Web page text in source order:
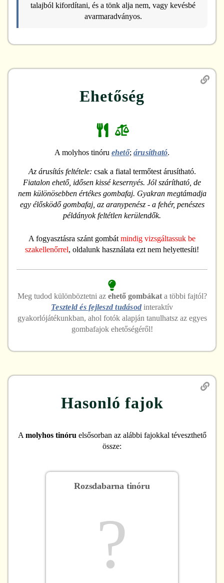
talajból kifordítani, és a tönk alja nem, vagy kevésbé
avarmaradványos.
Ehetőség
A molyhos tinóru ehető; árusítható.
Az árusítás feltétele: csak a fiatal termőtest árusítható.
Fiatalon ehető, idősen kissé kesernyés. Jól szárítható, de
nem különösebben értékes gombafaj. Gyakran megtámadja
egy élősködő gombafaj, az aranypenész - a fehér, penészes
példányok feltétlen kerülendők.
A fogyasztásra szánt gombát mindig vizsgáltassuk be
szakellenőrrel, oldalunk használata ezt nem helyettesíti!
Meg tudod különböztetni az ehetőgombákata többi fajtól?
Teszteld és fejleszd tudásod interaktív
gyakorlójátékunkban, ahol fotók alapján tanulhatsz az egyes
gombafajok ehetőségéről!
Hasonló fajok
A molyhos tinóru elsősorban az alábbi fajokkal téveszthető
össze:
Rozsdabarna tinóru
?